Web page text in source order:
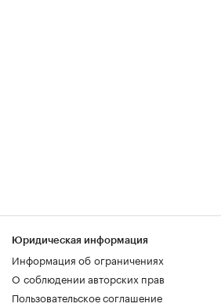
Юридическая информация
Информация об ограничениях
О соблюдении авторских прав
Пользовательское соглашение